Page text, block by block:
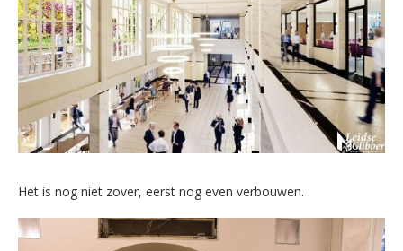
Het is nog niet zover, eerst nog even verbouwen.